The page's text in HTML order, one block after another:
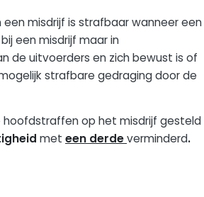
misdrijf is strafbaar wanneer een
een misdrijf maar in
de uitvoerders en zich bewust is of
strafbare gedraging door de
hoofdstraffen op het misdrijf gesteld
met een derdeverminderd.